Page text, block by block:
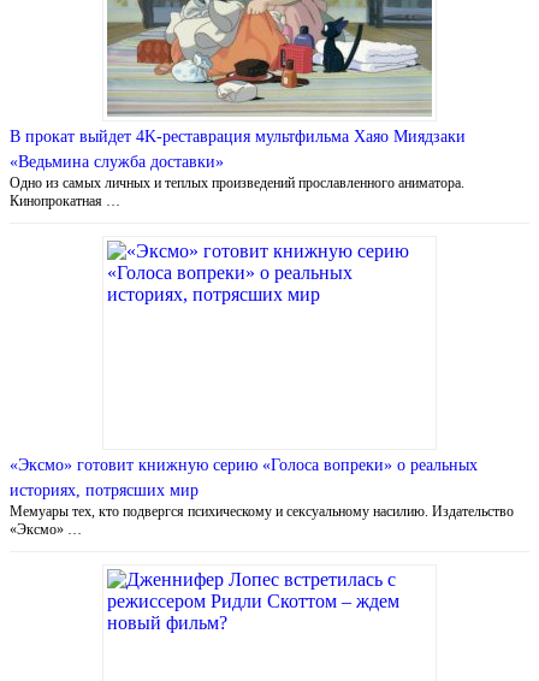
В прокат выйдет 4K-реставрация мультфильма Хаяо Миядзаки
«Ведьмина служба доставки»
Одно из самых личных и теплых произведений прославленного аниматора.
Кинопрокатная …
«Эксмо» готовит книжную серию «Голоса вопреки» о реальных
историях, потрясших мир
Мемуары тех, кто подвергся психическому и сексуальному насилию. Издательство
«Эксмо» …